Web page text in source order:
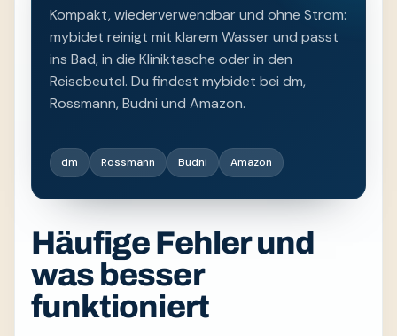
Kompakt, wiederverwendbar und ohne Strom:
mybidet reinigt mit klarem Wasser und passt
ins Bad, in die Kliniktasche oder in den
Reisebeutel. Du findest mybidet bei dm,
Rossmann, Budni und Amazon.
dm Rossmann Budni Amazon
Häufige Fehler und
was besser
funktioniert